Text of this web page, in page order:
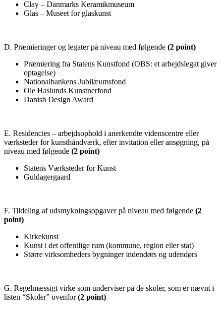
Clay – Danmarks Keramikmuseum
Glas – Museet for glaskunst
D. Præmieringer og legater på niveau med følgende (2 point)
Præmiering fra Statens Kunstfond (OBS: et arbejdslegat giver
optagelse)
Nationalbankens Jubilæumsfond
Ole Haslunds Kunstnerfond
Danish Design Award
E. Residencies – arbejdsophold i anerkendte videnscentre eller
værksteder for kunsthåndværk, efter invitation eller ansøgning, på
niveau med følgende (2 point)
Statens Værksteder for Kunst
Guldagergaard
F. Tildeling af udsmykningsopgaver på niveau med følgende (2
point)
Kirkekunst
Kunst i det offentlige rum (kommune, region eller stat)
Større virksomheders bygninger indendørs og udendørs
G. Regelmæssigt virke som underviser på de skoler, som er nævnt i
listen “Skoler” ovenfor(2 point)